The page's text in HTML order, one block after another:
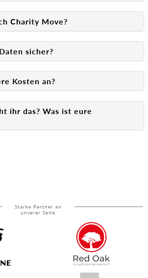
Charity Move?
sicher?
Kosten an?
ihr das? Was ist eure
Starke Partner an
unserer Seite